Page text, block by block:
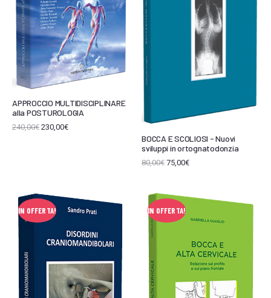
APPROCCIO MULTIDISCIPLINARE
alla POSTUROLOGIA
240,00€ 230,00€
BOCCA E SCOLIOSI - Nuovi
sviluppi in ortognatodonzia
80,00€ 75,00€
IN OFFERTA! IN OFFERTA!